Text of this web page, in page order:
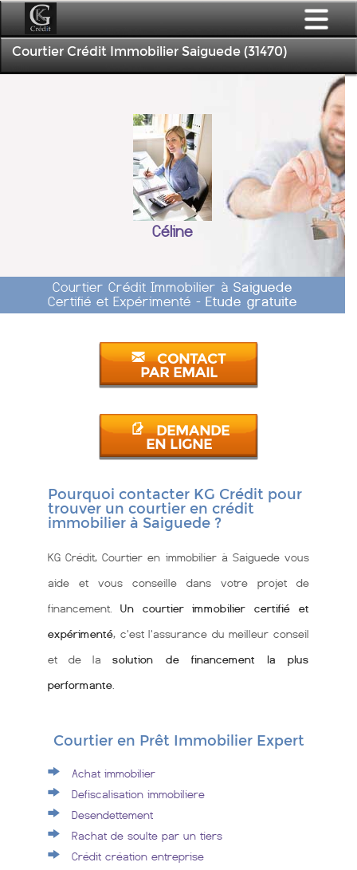
Courtier Crédit Immobilier Saiguede (31470)
Céline
Courtier Crédit Immobilier à Saiguede
Certifié et Expérimenté - Etude gratuite
CONTACT
PAR EMAIL
DEMANDE
EN LIGNE
Pourquoi contacter KG Crédit pour
trouver un courtier en crédit
immobilier à Saiguede ?
KG Crédit, Courtier en immobilier à Saiguede vous
aide et vous conseille dans votre projet de
financement. Un courtier immobilier certifié et
expérimenté, c'est l'assurance du meilleur conseil
et de lasolution de financement la plus
performante
Courtier en Prêt Immobilier Expert
Achat immobilier
Defiscalisation immobiliere
Desendettement
Rachat de soulte par un tiers
Crédit création entreprise